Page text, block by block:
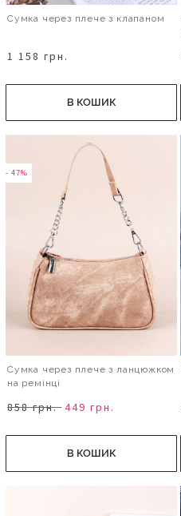
Сумка через плече з клапаном
1 158 грн.
В КОШИК
- 47%
Сумка через плече з ланцюжком
на ремінці
858 грн. 449 грн.
В КОШИК